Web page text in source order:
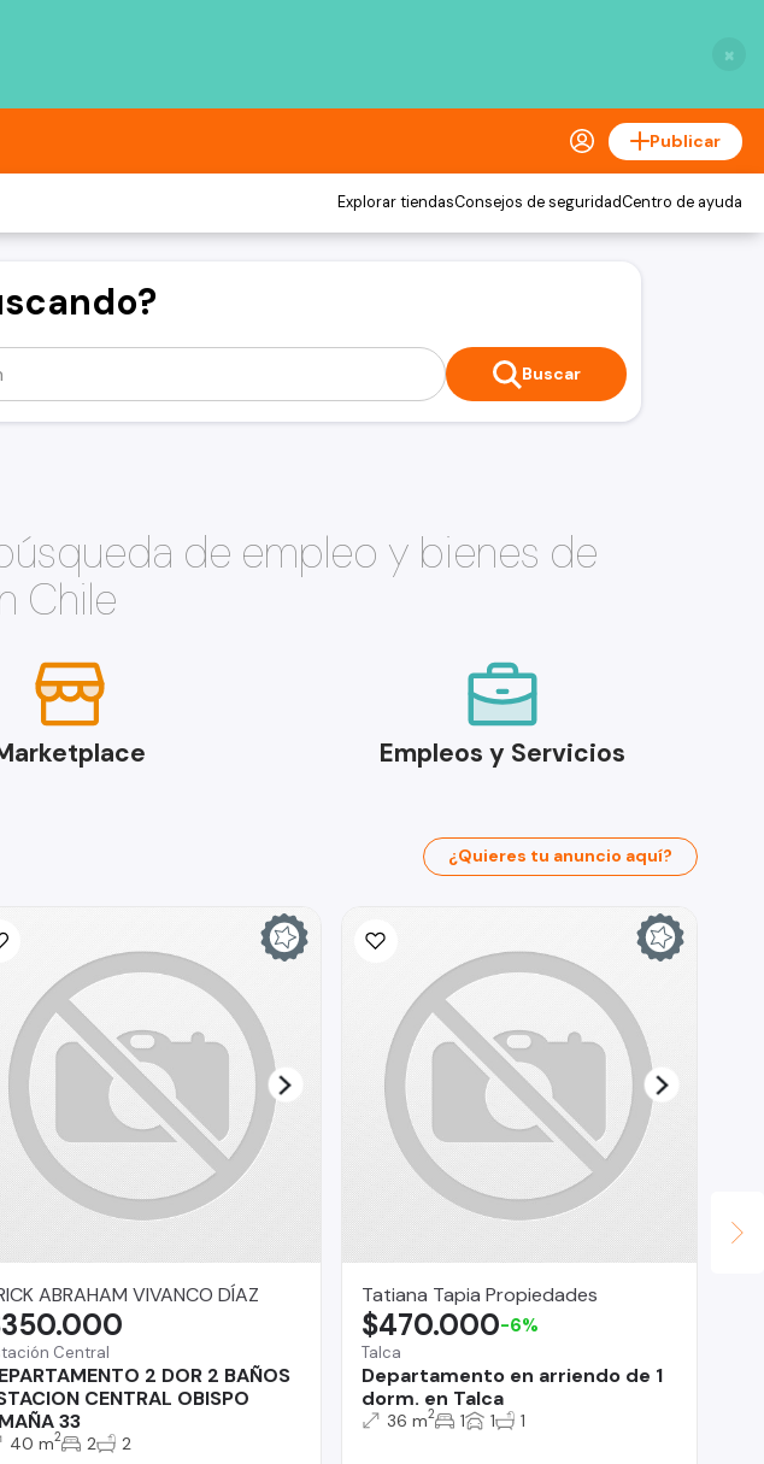
×
Publicar
Explorar tiendasConsejos de seguridadCentro de ayuda
Buscar
de empleo y bienes de
Chile
Empleos y Servicios
¿Quieres tu anuncio aquí?
ABRAHAM VIVANCO DÍAZ
Central
2 DOR 2 BAÑOS
CENTRAL OBISPO
33
40 m2 2 2
Tatiana Tapia Propiedades
Talca
Departamento en arriendo de 1
dorm. en Talca
$470.000-6%
36 m2 1 1 1